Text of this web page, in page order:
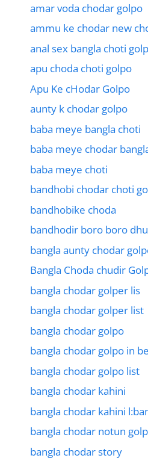
amar voda chodar golpo
ammu ke chodar new
anal sex bangla choti
apu choda choti golpo
Apu Ke cHodar Golpo
aunty k chodar golpo
baba meye bangla choti
baba meye chodar
baba meye choti
bandhobi chodar choti
bandhobike choda
bandhodir boro boro
bangla aunty chodar
Bangla Choda chudir
bangla chodar golper lis
bangla chodar golper list
bangla chodar golpo
bangla chodar golpo in
bangla chodar golpo list
bangla chodar kahini
bangla chodar kahini
bangla chodar notun
bangla chodar story